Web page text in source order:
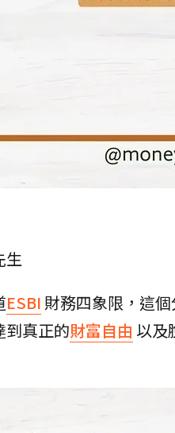
生
ESBI 財務四象限，這
到真正的財富自由 以及